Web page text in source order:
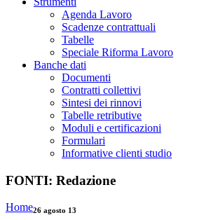
Agenda Lavoro
Scadenze contrattuali
Tabelle
Speciale Riforma Lavoro
Banche dati
Documenti
Contratti collettivi
Sintesi dei rinnovi
Tabelle retributive
Moduli e certificazioni
Formulari
Informative clienti studio
FONTI: Redazione
Home26 agosto 13